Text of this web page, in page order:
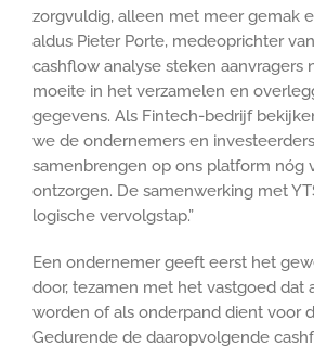
zorgvuldig, alleen met meer gemak
aldus Pieter Porte, medeoprichter
cashflow analyse steken aanvragers
moeite in het verzamelen en
gegevens. Als Fintech-bedrijf
we de ondernemers en
samenbrengen op ons platform nóg
ontzorgen. De samenwerking met
logische vervolgstap.”
Een ondernemer geeft eerst het
door, tezamen met het vastgoed dat
worden of als onderpand dient voor
Gedurende de daaropvolgende